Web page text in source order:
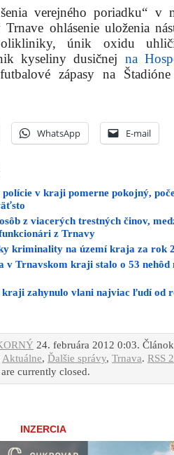
v Trnavskom kraji stalo o 53 nehôd
kraji zahynulo vlani najviac ľudí od
currently closed.